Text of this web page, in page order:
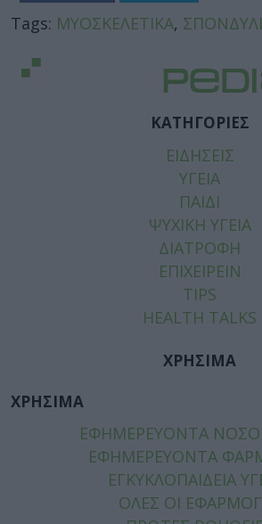
Tags: ΜΥΟΣΚΕΛΕΤΙΚΑ,
ΚΑΤΗΓΟΡΙΕΣ
ΕΙΔΗΣΕΙΣ
ΥΓΕΙΑ
ΠΑΙΔΙ
ΨΥΧΙΚΗ ΥΓΕΙΑ
ΔΙΑΤΡΟΦΗ
ΕΠΙΧΕΙΡΕΙΝ
TIPS
HEALTH TALKS
ΧΡΗΣΙΜΑ
ΧΡΗΣΙΜΑ
ΕΦΗΜΕΡΕΥΟΝΤΑ
ΕΦΗΜΕΡΕΥΟΝΤΑ
ΕΓΚΥΚΛΟΠΑΙΔΕΙΑ
ΟΛΕΣ ΟΙ